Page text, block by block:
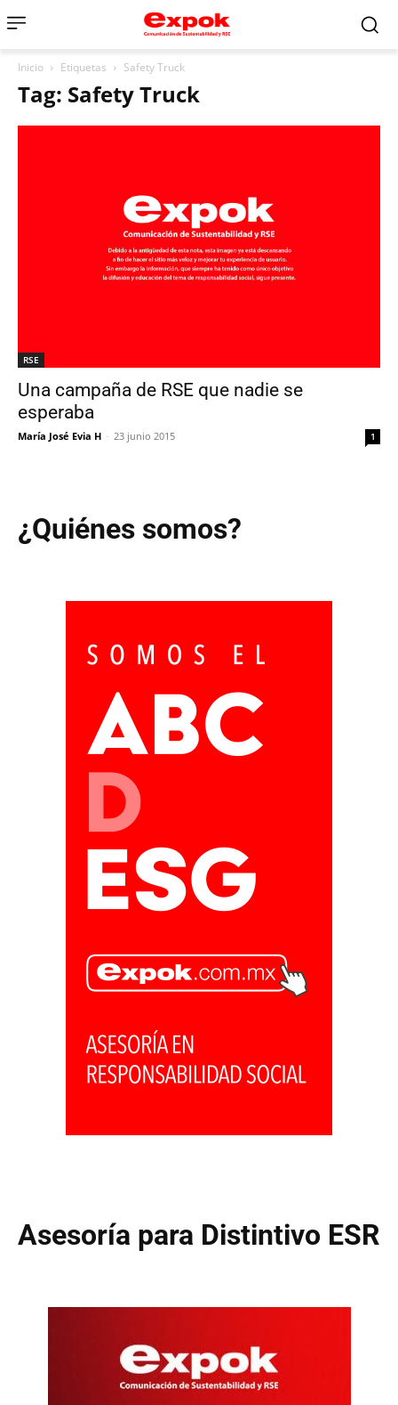
Inicio Etiquetas Safety Truck
Tag: Safety Truck
RSE
Una campaña de RSE que nadie se
esperaba
María José Evia H - 23 junio 2015 1
¿Quiénes somos?
Asesoría para Distintivo ESR